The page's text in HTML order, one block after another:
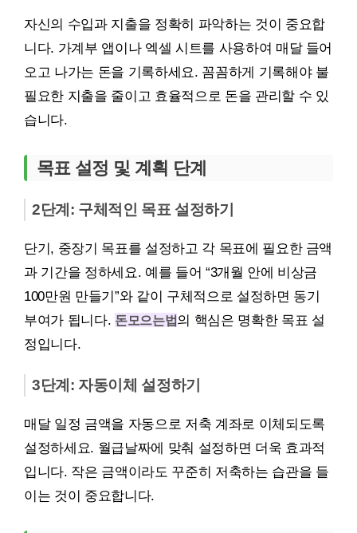
자신의 수입과 지출을 정확히 파악하는 것이 중요합
니다. 가계부 앱이나 엑셀 시트를 사용하여 매달 들어
오고 나가는 돈을 기록하세요. 꼼꼼하게 기록해야 불
필요한 지출을 줄이고 효율적으로 돈을 관리할 수 있
습니다.
목표 설정 및 계획 단계
2단계: 구체적인 목표 설정하기
단기, 중장기 목표를 설정하고 각 목표에 필요한 금액
과 기간을 정하세요. 예를 들어 “3개월 안에 비상금
100만원 만들기”와 같이 구체적으로 설정하면 동기
부여가 됩니다. 돈모으는법의 핵심은 명확한 목표 설
정입니다.
3단계: 자동이체 설정하기
매달 일정 금액을 자동으로 저축 계좌로 이체되도록
설정하세요. 월급날짜에 맞춰 설정하면 더욱 효과적
입니다. 작은 금액이라도 꾸준히 저축하는 습관을 들
이는 것이 중요합니다.